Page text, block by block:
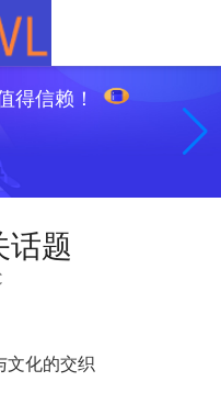
得信赖！
话题
文化的交织